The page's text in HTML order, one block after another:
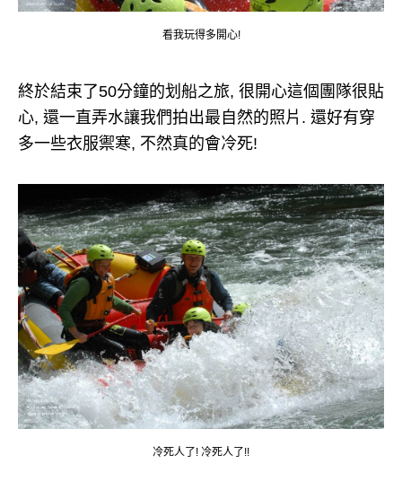
看我玩得多開心!
終於結束了50分鐘的划船之旅, 很開心這個團隊很貼
心, 還一直弄水讓我們拍出最自然的照片. 還好有穿
多一些衣服禦寒, 不然真的會冷死!
冷死人了! 冷死人了!!